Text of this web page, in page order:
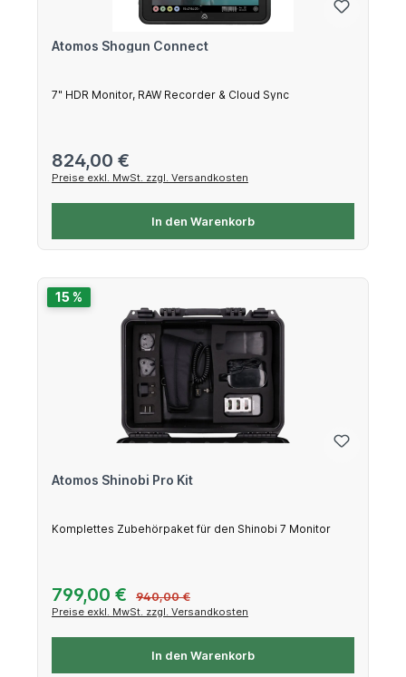
Atomos Shogun Connect
7" HDR Monitor, RAW Recorder & Cloud Sync
Regulärer Preis:
824,00 €
Preise exkl. MwSt. zzgl. Versandkosten
In den Warenkorb
Atomos Shinobi Pro Kit
Komplettes Zubehörpaket für den Shinobi 7 Monitor
Verkaufspreis:
799,00 € 940,00 €
15 %
Preise exkl. MwSt. zzgl. Versandkosten
In den Warenkorb